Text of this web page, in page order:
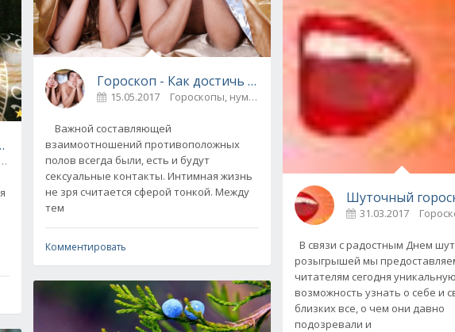
знаку Зодиака
Гороскопы, нумерология / Секреты красоты 0
Гороскоп - Как достичь взаимопонимания в сексе?
15.05.2017 Гороскопы, нумерология
Важной составляющей
взаимоотношений противоположных
полов всегда были, есть и будут
сексуальные контакты. Интимная жизнь
не зря считается сферой тонкой. Между
тем
Комментировать
Шуточный
31.03.2017
В связи с радостным Днем
розыгрышей мы
читателям сегодня уникальную
возможность узнать о себе и
близких все, о чем они давно
подозревали и